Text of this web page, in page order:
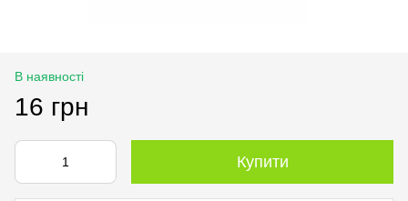
В наявності
16 грн
Купити